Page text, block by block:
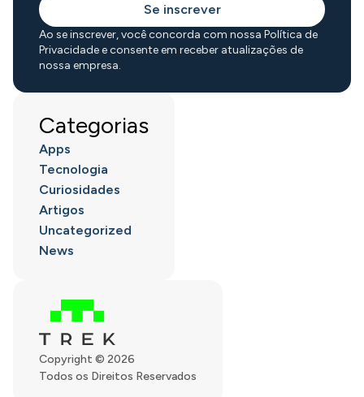
Copyright © 2026
Todos os Direitos Reservados
Se inscrever
Ao se inscrever, você concorda com nossa Política de
Privacidade e consente em receber atualizações de
nossa empresa.
Categorias
Apps
Tecnologia
Curiosidades
Artigos
Uncategorized
News